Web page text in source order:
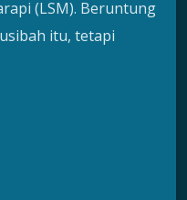
(LSM). Beruntung
itu, tetapi